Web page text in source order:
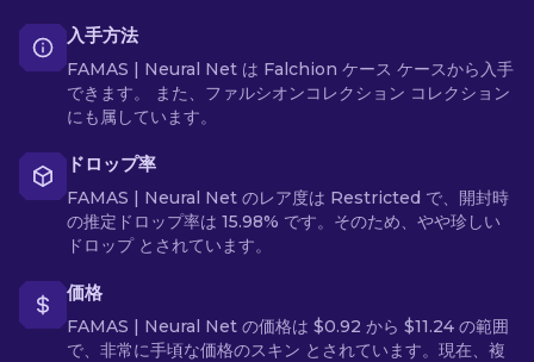
入手方法
FAMAS | Neural Net は Falchion ケース ケースから入手
できます。 また、ファルシオンコレクション コレクション
にも属しています。
ドロップ率
FAMAS | Neural Net のレア度は Restricted で、開封時
の推定ドロップ率は 15.98% です。そのため、やや珍しい
ドロップ とされています。
価格
FAMAS | Neural Net の価格は $0.92 から $11.24 の範囲
で、非常に手頃な価格のスキン とされています。現在、複